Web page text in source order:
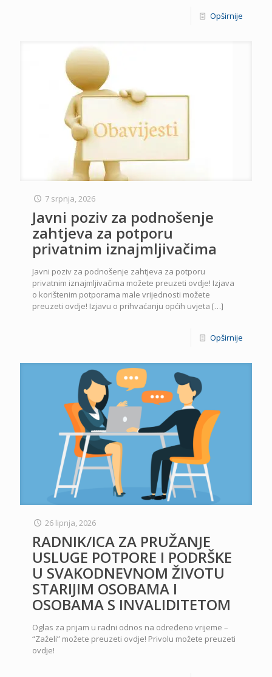
Opširnije
7 srpnja, 2026
Javni poziv za podnošenje
zahtjeva za potporu
privatnim iznajmljivačima
Javni poziv za podnošenje zahtjeva za potporu
privatnim iznajmljivačima možete preuzeti ovdje! Izjava
o korištenim potporama male vrijednosti možete
preuzeti ovdje! Izjavu o prihvaćanju općih uvjeta […]
Opširnije
26 lipnja, 2026
RADNIK/ICA ZA PRUŽANJE
USLUGE POTPORE I PODRŠKE
U SVAKODNEVNOM ŽIVOTU
STARIJIM OSOBAMA I
OSOBAMA S INVALIDITETOM
Oglas za prijam u radni odnos na određeno vrijeme –
“Zaželi” možete preuzeti ovdje! Privolu možete preuzeti
ovdje!